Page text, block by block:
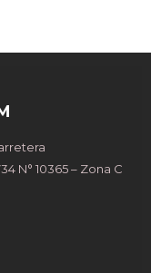
N° 10365 – Zona C